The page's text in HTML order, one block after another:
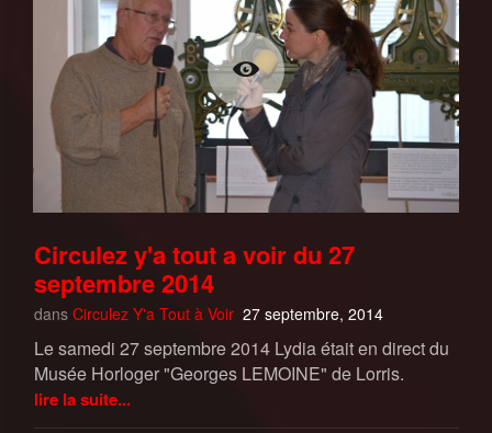
Circulez y'a tout a voir du 27
septembre 2014
dans Circulez Y'a Tout à Voir 27 septembre, 2014
Le samedi 27 septembre 2014 Lydia était en direct du
Musée Horloger "Georges LEMOINE" de Lorris.
lire la suite...